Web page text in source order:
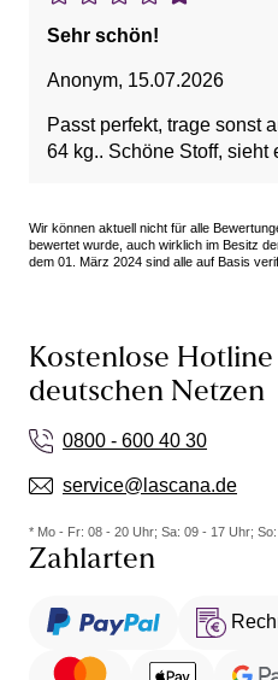
Sehr schön!
Anonym, 15.07.2026
Passt perfekt, trage sonst
64 kg.. Schöne Stoff, sieht
Wir können aktuell nicht für alle
bewertet wurde, auch wirklich im Besitz
dem 01. März 2024 sind alle auf Basis
Kostenlose
deutschen Netzen
0800 - 600 40 30
service@lascana.de
* Mo - Fr: 08 - 20 Uhr; Sa: 09 - 17 Uhr; So:
Zahlarten